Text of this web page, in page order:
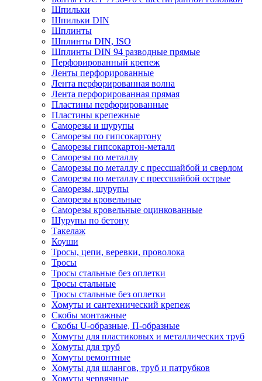
Шпильки
Шпильки DIN
Шплинты
Шплинты DIN, ISO
Шплинты DIN 94 разводные прямые
Перфорированный крепеж
Ленты перфорированные
Лента перфорированная волна
Лента перфорированная прямая
Пластины перфорированные
Пластины крепежные
Саморезы и шурупы
Саморезы по гипсокартону
Саморезы гипсокартон-металл
Саморезы по металлу
Саморезы по металлу с прессшайбой и сверлом
Саморезы по металлу с прессшайбой острые
Саморезы, шурупы
Саморезы кровельные
Саморезы кровельные оцинкованные
Шурупы по бетону
Такелаж
Коуши
Тросы, цепи, веревки, проволока
Тросы
Тросы стальные без оплетки
Тросы стальные
Тросы стальные без оплетки
Хомуты и сантехнический крепеж
Скобы монтажные
Скобы U-образные, П-образные
Хомуты для пластиковых и металлических труб
Хомуты для труб
Хомуты ремонтные
Хомуты для шлангов, труб и патрубков
Хомуты червячные